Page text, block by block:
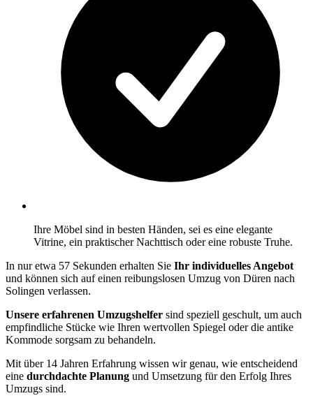
Ihre Möbel sind in besten Händen, sei es eine elegante
Vitrine, ein praktischer Nachttisch oder eine robuste Truhe.
In nur etwa 57 Sekunden erhalten Sie Ihr individuelles Angebot
und können sich auf einen reibungslosen Umzug von Düren nach
Solingen verlassen.
Unsere erfahrenen Umzugshelfer sind speziell geschult, um auch
empfindliche Stücke wie Ihren wertvollen Spiegel oder die antike
Kommode sorgsam zu behandeln.
Mit über 14 Jahren Erfahrung wissen wir genau, wie entscheidend
eine durchdachte Planung und Umsetzung für den Erfolg Ihres
Umzugs sind.